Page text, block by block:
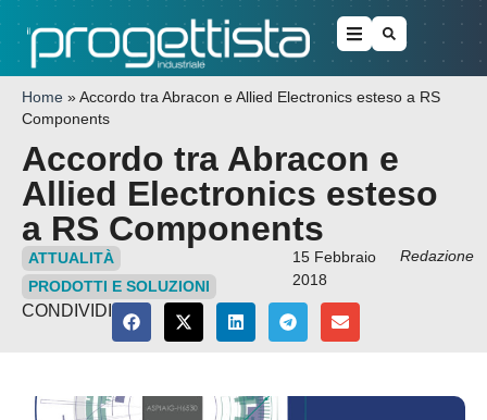
Home » Accordo tra Abracon e Allied Electronics esteso a RS
Components
Accordo tra Abracon e
Allied Electronics esteso
a RS Components
ATTUALITÀ
PRODOTTI E SOLUZIONI
15 Febbraio
2018
Redazione
CONDIVIDI